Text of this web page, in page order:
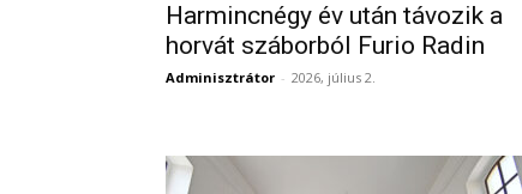
Harmincnégy év után távozik a
horvát száborból Furio Radin
Adminisztrátor - 2026, július 2.